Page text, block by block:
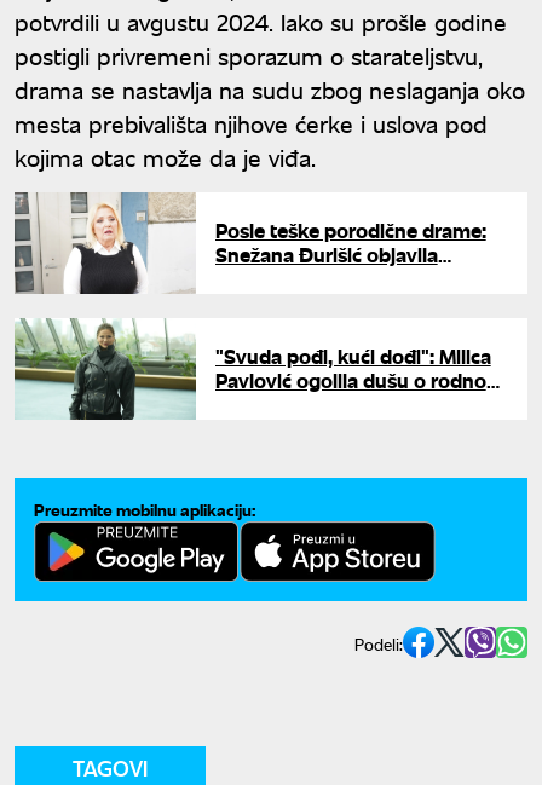
potvrdili u avgustu 2024. Iako su prošle godine
postigli privremeni sporazum o starateljstvu,
drama se nastavlja na sudu zbog neslaganja oko
mesta prebivališta njihove ćerke i uslova pod
kojima otac može da je viđa.
Posle teške porodične drame:
Snežana Đurišić objavila
"Svuda pođi, kući dođi": Milica
Pavlović ogolila dušu o rodnom
Preuzmite mobilnu aplikaciju:
Podeli:
TAGOVI